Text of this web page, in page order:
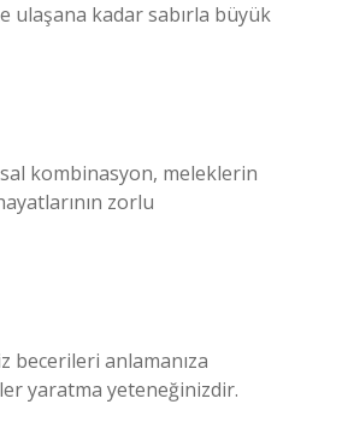
ulaşana kadar sabırla büyük
kombinasyon, meleklerin
zorlu
becerileri anlamanıza
yaratma yeteneğinizdir.